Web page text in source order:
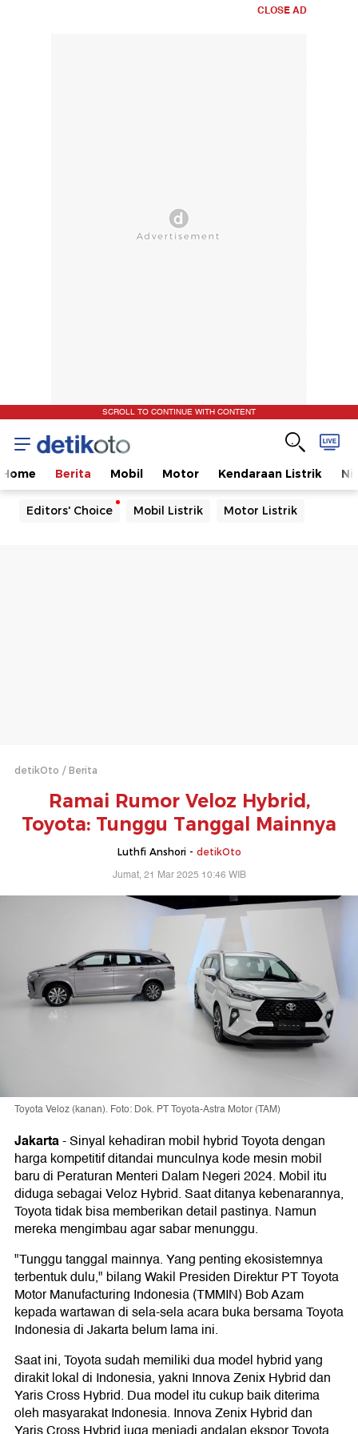
CLOSE AD
SCROLL TO CONTINUE WITH CONTENT
Home Berita Mobil Motor Kendaraan Listrik
Editors' Choice Mobil Listrik Motor Listrik
detikOto Berita
Ramai Rumor Veloz Hybrid,
Toyota: Tunggu Tanggal Mainnya
Luthfi Anshori - detikOto
Jumat, 21 Mar 2025 10:46 WIB
Toyota Veloz (kanan). Foto: Dok. PT Toyota-Astra Motor (TAM)
Jakarta-Sinyal kehadiran mobil hybrid Toyota dengan
harga kompetitif ditandai munculnya kode mesin mobil
baru di Peraturan Menteri Dalam Negeri 2024. Mobil itu
diduga sebagai Veloz Hybrid. Saat ditanya kebenarannya,
Toyota tidak bisa memberikan detail pastinya. Namun
mereka mengimbau agar sabar menunggu.
"Tunggu tanggal mainnya. Yang penting ekosistemnya
terbentuk dulu," bilang Wakil Presiden Direktur PT Toyota
Motor Manufacturing Indonesia (TMMIN) Bob Azam
kepada wartawan di sela-sela acara buka bersama Toyota
Indonesia di Jakarta belum lama ini.
Saat ini, Toyota sudah memiliki dua model hybrid yang
dirakit lokal di Indonesia, yakni Innova Zenix Hybrid dan
Yaris Cross Hybrid. Dua model itu cukup baik diterima
oleh masyarakat Indonesia. Innova Zenix Hybrid dan